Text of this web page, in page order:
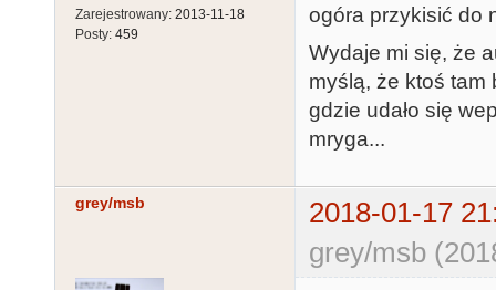
Zarejestrowany: 2013-11-18
Posty: 459
ogóra przykisić do
Wydaje mi się, że
myślą, że ktoś tam
gdzie udało się
mryga...
grey/msb
2018-01-17
grey/msb